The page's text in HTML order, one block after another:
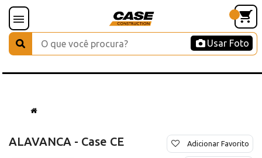
Usar Foto
ALAVANCA - Case CE Adicionar Favorito